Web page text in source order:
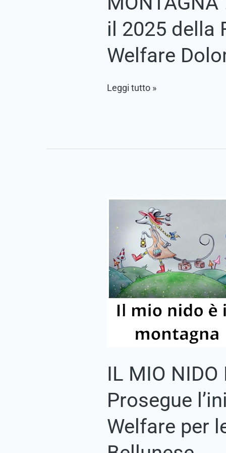
il 2025 della
Welfare
Leggi tutto »
IL MIO
Prosegue
Welfare per
IL
MONTAGNA
–
Prosegue
l’iniziativa
del
Fondo
Welfare
Bellunese